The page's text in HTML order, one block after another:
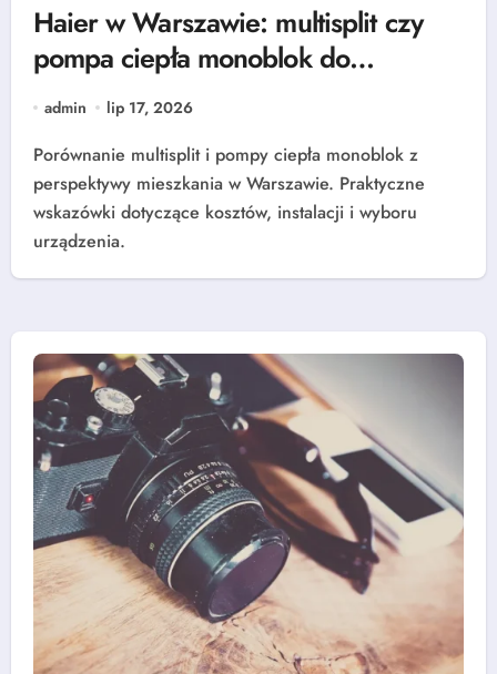
Haier w Warszawie: multisplit czy
pompa ciepła monoblok do
mieszkania?
admin lip 17, 2026
Porównanie multisplit i pompy ciepła monoblok z
perspektywy mieszkania w Warszawie. Praktyczne
wskazówki dotyczące kosztów, instalacji i wyboru
urządzenia.